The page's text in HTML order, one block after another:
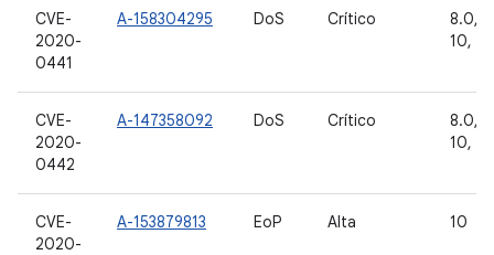
CVE-
2020-
0441
A-158304295 DoS Crítico
8.0,
10, 11
CVE-
2020-
0442
A-147358092 DoS Crítico
8.0,
10, 11
CVE-
2020-
A-153879813 EoP Alta 10